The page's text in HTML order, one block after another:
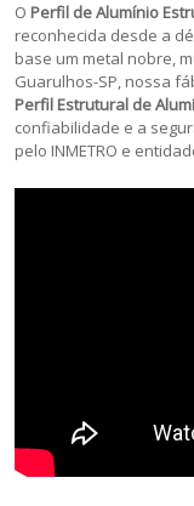
O Perfil de Alumínio
reconhecida desde a
base um metal nobre,
Guarulhos-SP, nossa
Perfil Estrutural de
confiabilidade e a
pelo INMETRO e